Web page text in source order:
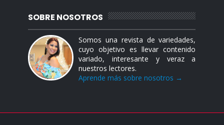
SOBRE NOSOTROS
Somos una revista de variedades,
cuyo objetivo es llevar contenido
variado, interesante y veraz a
nuestros lectores.
Aprende más sobre nosotros →